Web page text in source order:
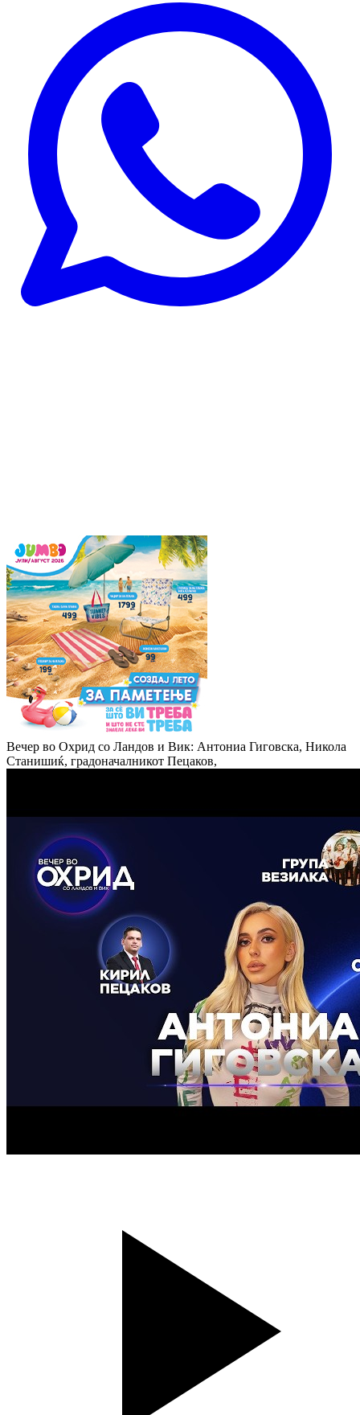
Вечер во Охрид со Ландов и Вик: Антониа Гиговска, Никола
Станишиќ, градоначалникот Пецаков,